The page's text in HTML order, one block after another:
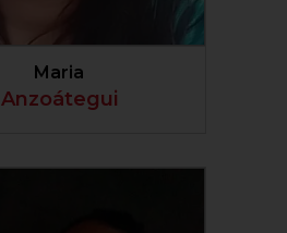
Maria
Anzoátegui